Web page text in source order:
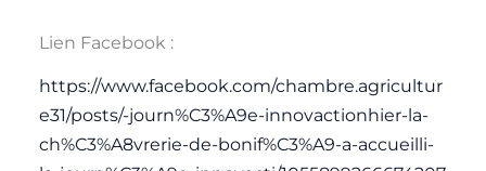
Lien Facebook :
https://www.facebook.com/chambre.agricultur
e31/posts/-journ%C3%A9e-innovactionhier-la-
ch%C3%A8vrerie-de-bonif%C3%A9-a-accueilli-